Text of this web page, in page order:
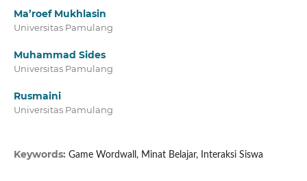
Ma’roef Mukhlasin
Universitas Pamulang
Muhammad Sides
Universitas Pamulang
Rusmaini
Universitas Pamulang
Keywords: Game Wordwall, Minat Belajar, Interaksi Siswa